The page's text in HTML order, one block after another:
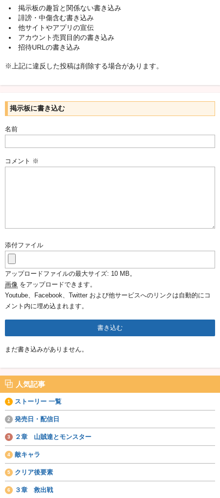
掲示板の趣旨と関係ない書き込み
誹謗・中傷含む書き込み
他サイトやアプリの宣伝
アカウント売買目的の書き込み
招待URLの書き込み
※上記に違反した投稿は削除する場合があります。
掲示板に書き込む
名前
コメント ※
添付ファイル
アップロードファイルの最大サイズ: 10 MB。
画像 をアップロードできます。
Youtube、Facebook、Twitter および他サービスへのリンクは自動的にコ
メント内に埋め込まれます。
まだ書き込みがありません。
人気記事
ストーリー 一覧
発売日・配信日
２章 山賊達とモンスター
敵キャラ
クリア後要素
３章 救出戦